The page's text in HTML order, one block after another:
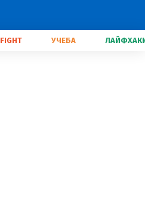
FIGHT УЧЕБА